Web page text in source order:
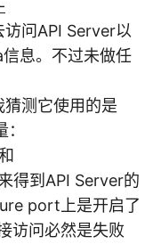
访问API Server以
息。不过未做任
测它使用的是
得到API Server的
port上是开启了
访问必然是失败